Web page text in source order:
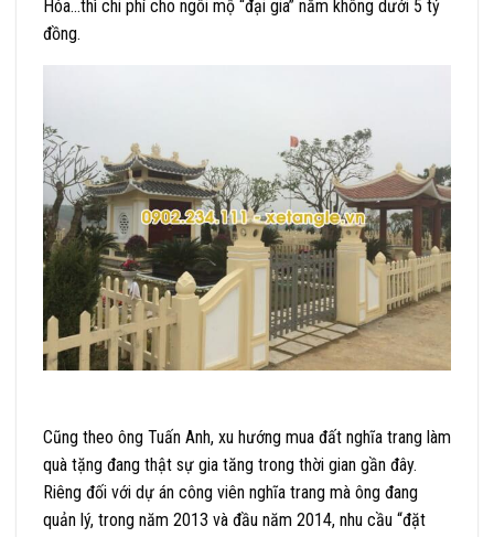
Hóa…thì chi phí cho ngôi mộ “đại gia” nằm không dưới 5 tỷ
đồng.
Cũng theo ông Tuấn Anh, xu hướng mua đất nghĩa trang làm
quà tặng đang thật sự gia tăng trong thời gian gần đây.
Riêng đối với dự án công viên nghĩa trang mà ông đang
quản lý, trong năm 2013 và đầu năm 2014, nhu cầu “đặt